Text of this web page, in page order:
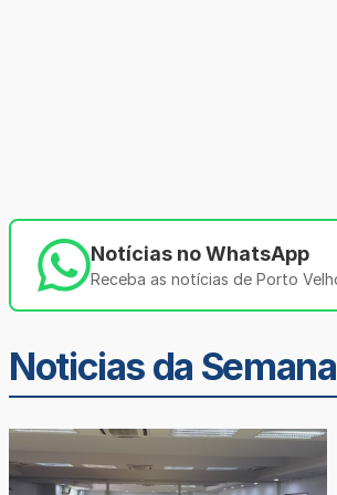
Notícias no WhatsApp
Receba as notícias de Porto
Noticias da Semana